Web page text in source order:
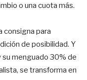
o una cuota más.
consigna para
de posibilidad. Y
menguado 30% de
se transforma en